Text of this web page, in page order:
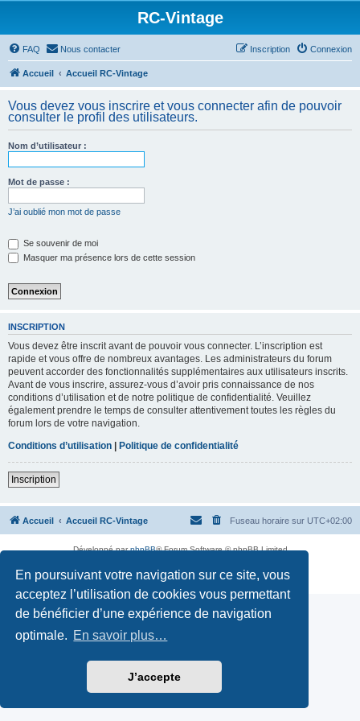
En poursuivant votre navigation sur ce site, vous
acceptez l’utilisation de cookies vous permettant
de bénéficier d’une expérience de navigation
optimale. En savoir plus…
J’accepte
RC-Vintage
FAQ Nous contacter Connexion
Inscription
Accueil Accueil RC-Vintage
Vous devez vous inscrire et vous connecter afin de pouvoir
consulter le profil des utilisateurs.
Nom d’utilisateur :
Mot de passe :
J’ai oublié mon mot de passe
Se souvenir de moi
Masquer ma présence lors de cette session
INSCRIPTION
Vous devez être inscrit avant de pouvoir vous connecter. L’inscription est
rapide et vous offre de nombreux avantages. Les administrateurs du forum
peuvent accorder des fonctionnalités supplémentaires aux utilisateurs inscrits.
Avant de vous inscrire, assurez-vous d’avoir pris connaissance de nos
conditions d’utilisation et de notre politique de confidentialité. Veuillez
également prendre le temps de consulter attentivement toutes les règles du
forum lors de votre navigation.
Conditions d’utilisation | Politique de confidentialité
Inscription
Accueil Accueil RC-Vintage Fuseau horaire sur UTC+02:00
Développé parphpBB® Forum Software © phpBB Limited
Confidentialité| Conditions